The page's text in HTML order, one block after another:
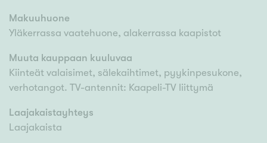
Makuuhuone
Yläkerrassa vaatehuone, alakerrassa kaapistot
Muuta kauppaan kuuluvaa
Kiinteät valaisimet, sälekaihtimet, pyykinpesukone,
verhotangot. TV-antennit: Kaapeli-TV liittymä
Laajakaistayhteys
Laajakaista